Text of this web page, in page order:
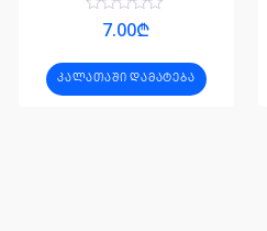
შეფასება
5-
დან
7.00₾
ᲙᲐᲚᲐᲗᲐᲨᲘ ᲓᲐᲛᲐᲢᲔᲑᲐ